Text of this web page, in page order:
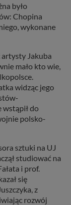
było
Chopina
wykonane
Jakuba
mało kto wie,
widząc jego
do
polsko-
sztuki na UJ
studiować na
i prof.
się
z
rozwój